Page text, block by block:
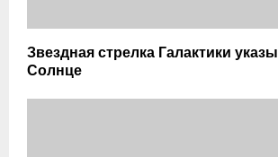
Звездная стрелка Галактики
Солнце